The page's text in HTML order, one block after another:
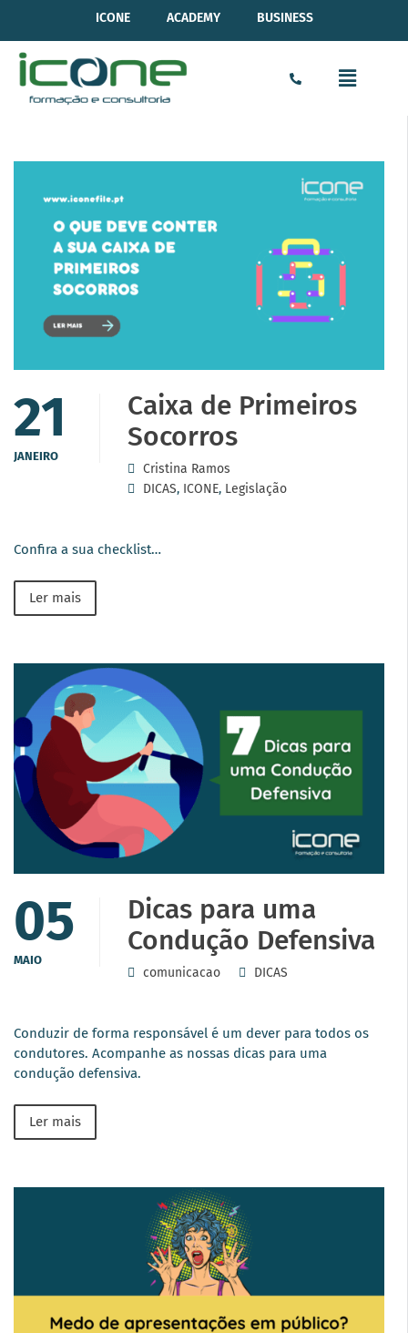
ICONE ACADEMY BUSINESS
21
JANEIRO
Caixa de Primeiros
Socorros
Cristina Ramos
DICAS, ICONE, Legislação
Confira a sua checklist…
Ler mais
05
MAIO
Dicas para uma
Condução Defensiva
comunicacao DICAS
Conduzir de forma responsável é um dever para todos os
condutores. Acompanhe as nossas dicas para uma
condução defensiva.
Ler mais